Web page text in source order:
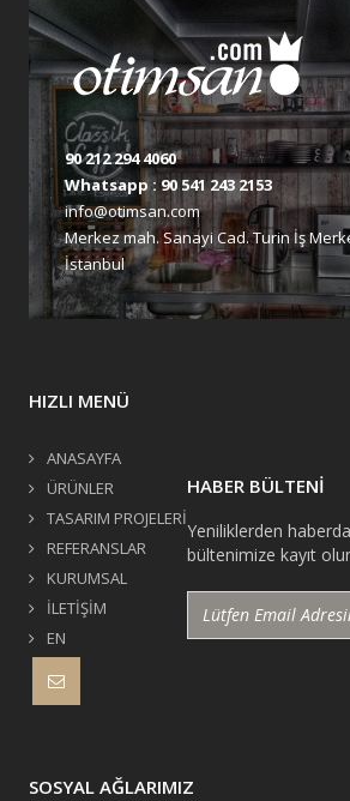
90 212 294 4060
Whatsapp : 90 541 243 2153
info@otimsan.com
Merkez mah. Sanayi Cad. Turin İş
İstanbul
HIZLI MENÜ
ANASAYFA
ÜRÜNLER
TASARIM PROJELERİ
REFERANSLAR
KURUMSAL
İLETİŞİM
EN
HABER BÜLTENİ
Yeniliklerden
bültenimize kayıt
SOSYAL AĞLARIMIZ